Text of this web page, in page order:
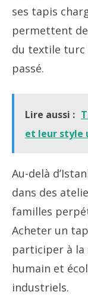
ses tapis
permettent
du textile
passé.
Lire aussi :
et leur style
Au-delà
dans des
familles
Acheter un
participer à la
humain et
industriels.